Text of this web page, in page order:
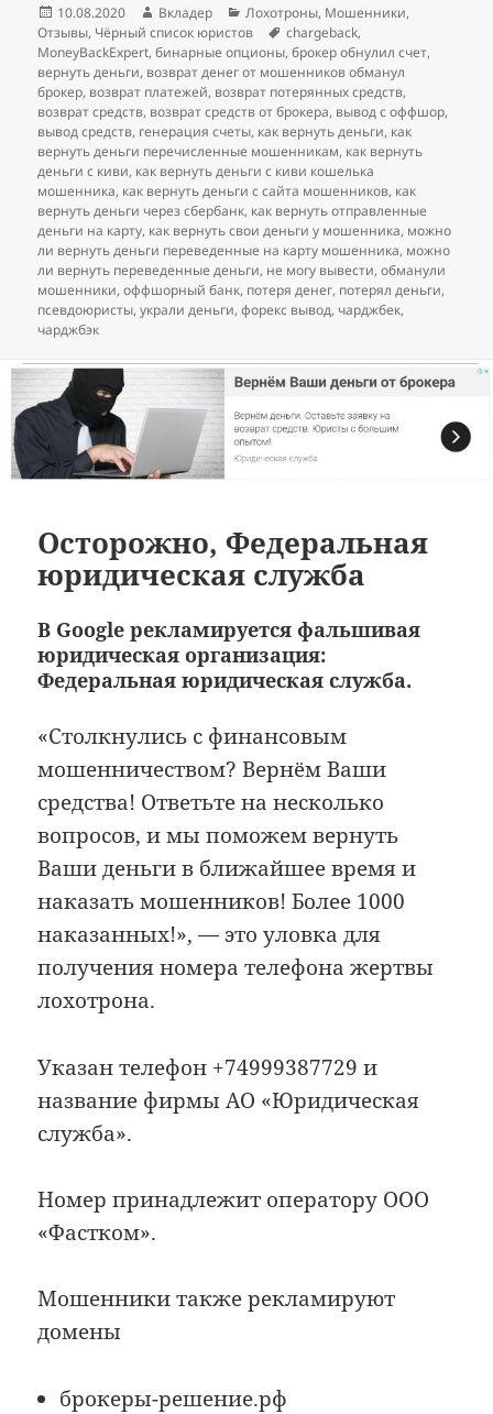
Опубликовано
10.08.2020 Автор
Вкладер Рубрики
Лохотроны, Мошенники,
Отзывы, Чёрный список юристов Метки
chargeback,
MoneyBackExpert,бинарные опционы,брокер обнулил счет,
вернуть деньги, возврат денег от мошенников обманул
брокер, возврат платежей, возврат потерянных средств,
возврат средств, возврат средств от брокера, вывод с оффшор,
вывод средств, генерация счеты, как вернуть деньги, как
вернуть деньги перечисленные мошенникам, как вернуть
деньги с киви, как вернуть деньги с киви кошелька
мошенника, как вернуть деньги с сайта мошенников, как
вернуть деньги через сбербанк, как вернуть отправленные
деньги на карту, как вернуть свои деньги у мошенника, можно
ли вернуть деньги переведенные на карту мошенника, можно
ли вернуть переведенные деньги, не могу вывести,обманули
мошенники,оффшорный банк, потеря денег, потерял деньги,
псевдоюристы,украли деньги,форекс вывод, чарджбек,
чарджбэк
Осторожно, Федеральная
юридическая служба
В Google рекламируется фальшивая
юридическая организация:
Федеральная юридическая служба.
«Столкнулись с финансовым
мошенничеством? Вернём Ваши
средства! Ответьте на несколько
вопросов, и мы поможем вернуть
Ваши деньги в ближайшее время и
наказать мошенников! Более 1000
наказанных!», — это уловка для
получения номера телефона жертвы
лохотрона.
Указан телефон +74999387729 и
название фирмы АО «Юридическая
служба».
Номер принадлежит оператору ООО
«Фастком».
Мошенники также рекламируют
домены
брокеры-решение.рф